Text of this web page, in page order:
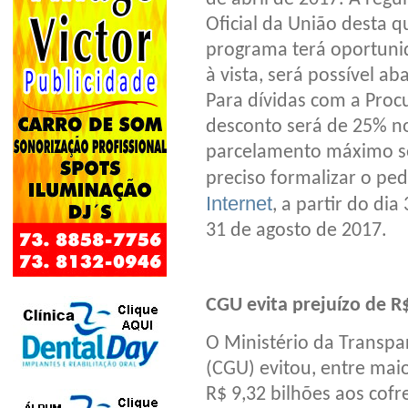
Oficial da União desta
programa terá
à vista, será possível
Para dívidas com a
desconto será de 25%
parcelamento máximo
preciso formalizar o
Internet, a partir do dia
31 de agosto de 2017.
CGU evita prejuízo de
O Ministério da
(CGU) evitou, entre
R$ 9,32 bilhões aos